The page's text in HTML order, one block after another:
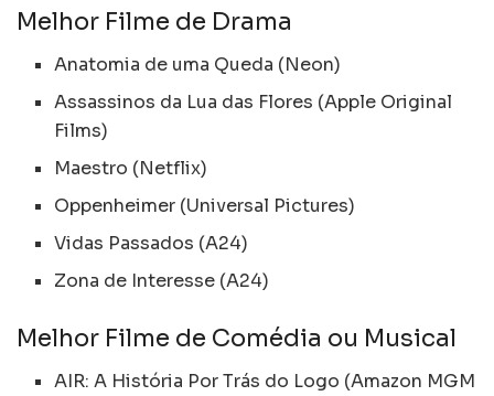
Melhor Filme de Drama
Anatomia de uma Queda (Neon)
Assassinos da Lua das Flores (Apple Original
Films)
Maestro (Netflix)
Oppenheimer (Universal Pictures)
Vidas Passados (A24)
Zona de Interesse (A24)
Melhor Filme de Comédia ou Musical
AIR: A História Por Trás do Logo (Amazon MGM